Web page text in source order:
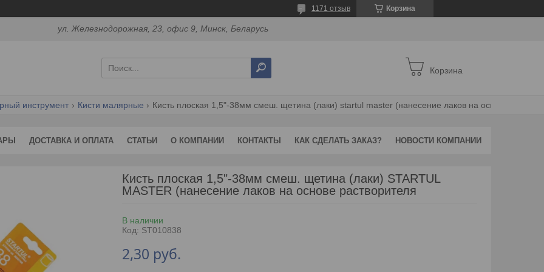
Корзина
1171 отзыв
ул. Железнодорожная, 23, офис 9, Минск, Беларусь
Корзина
инструмент Кисти малярные
ДОСТАВКА И ОПЛАТА СТАТЬИ О КОМПАНИИ КОНТАКТЫ КАК СДЕЛАТЬ ЗАКАЗ? НОВОСТИ КОМПАНИИ
Кисть плоская 1,5"-38мм смеш. щетина (лаки) STARTUL
MASTER (нанесение лаков на основе растворителя
В наличии
Код: ST010838
2,30 руб.